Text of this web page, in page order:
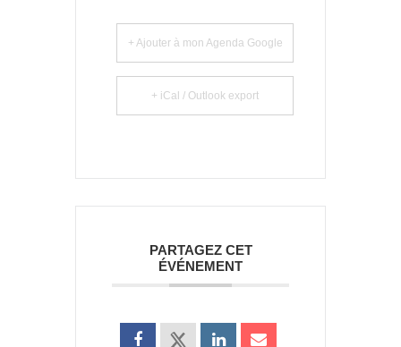
+ Ajouter à mon Agenda Google
+ iCal / Outlook export
PARTAGEZ CET
ÉVÉNEMENT